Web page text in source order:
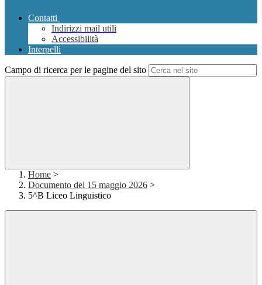
Contatti
Indirizzi mail utili
Accessibilità
Interpelli
Campo di ricerca per le pagine del sito
Home >
Documento del 15 maggio 2026 >
5^B Liceo Linguistico